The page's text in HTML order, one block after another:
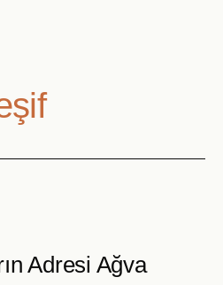
Adresi Ağva